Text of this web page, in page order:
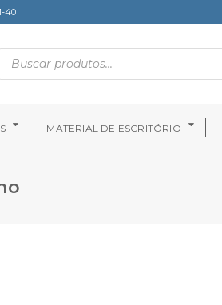
40
MATERIAL DE ESCRITÓRIO